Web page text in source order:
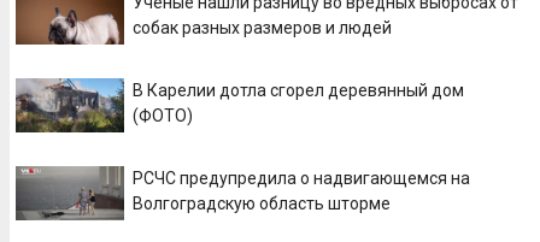
собак разных размеров и людей
В Карелии дотла сгорел деревянный дом
(ФОТО)
РСЧС предупредила о надвигающемся на
Волгоградскую область шторме